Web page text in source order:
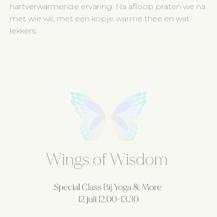
hartverwarmende ervaring. Na afloop praten we na
met wie wil, met een kopje warme thee en wat
lekkers.